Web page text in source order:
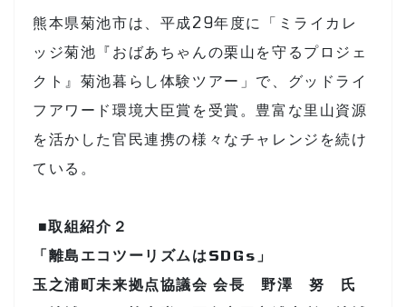
熊本県菊池市は、平成29年度に「ミライカレ
ッジ菊池『おばあちゃんの栗山を守るプロジェ
クト』菊池暮らし体験ツアー」で、グッドライ
フアワード環境大臣賞を受賞。豊富な里山資源
を活かした官民連携の様々なチャレンジを続け
ている。
■取組紹介２
「離島エコツーリズムはSDGs」
玉之浦町未来拠点協議会 会長 野澤 努 氏